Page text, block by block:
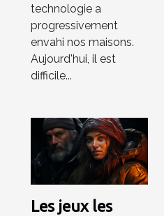
technologie a
progressivement
envahi nos maisons.
Aujourd'hui, il est
difficile...
Les jeux les